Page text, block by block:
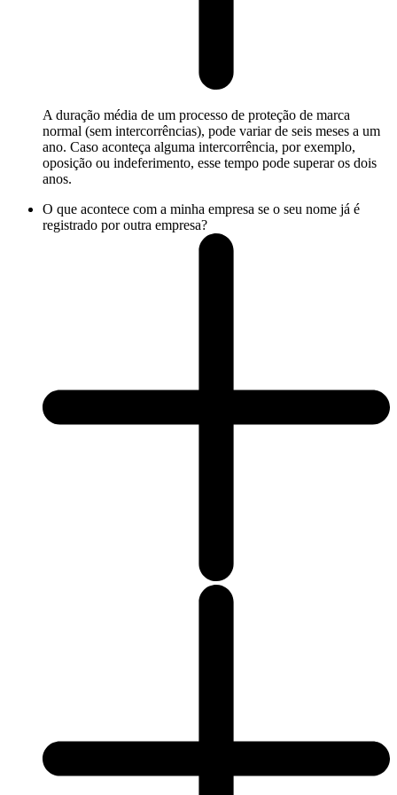
A duração média de um processo de proteção de marca
normal (sem intercorrências), pode variar de seis meses a um
ano. Caso aconteça alguma intercorrência, por exemplo,
oposição ou indeferimento, esse tempo pode superar os dois
anos.
O que acontece com a minha empresa se o seu nome já é
registrado por outra empresa?